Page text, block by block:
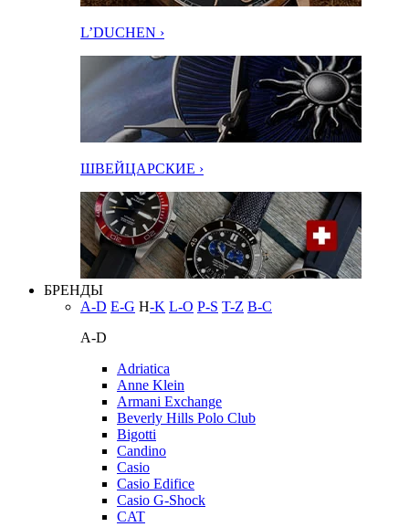
L’DUCHEN ›
ШВЕЙЦАРСКИЕ ›
БРЕНДЫ
A-D E-G H-K L-O P-S T-Z В-С
A-D
Adriatica
Anne Klein
Armani Exchange
Beverly Hills Polo Club
Bigotti
Candino
Casio
Casio Edifice
Casio G-Shock
CAT